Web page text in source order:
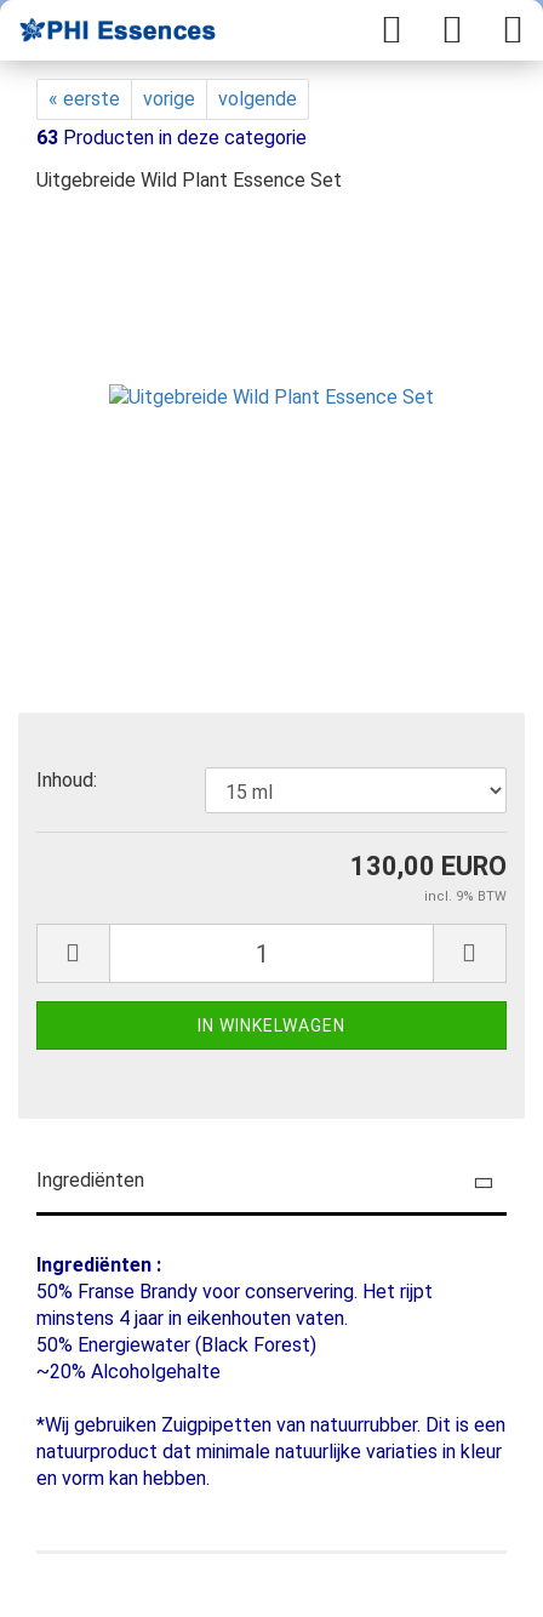
« eerste vorige
volgende
63 Producten in deze categorie
Uitgebreide Wild Plant Essence Set
Inhoud:
130,00 EURO
incl. 9% BTW
Ingrediënten
Ingrediënten :
50% Franse Brandy voor conservering. Het rijpt
minstens 4 jaar in eikenhouten vaten.
50% Energiewater (Black Forest)
~20% Alcoholgehalte
*Wij gebruiken Zuigpipetten van natuurrubber. Dit is een
natuurproduct dat minimale natuurlijke variaties in kleur
en vorm kan hebben.